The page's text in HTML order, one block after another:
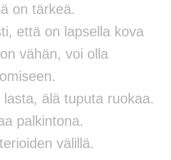
on tärkeä.
että on lapsella kova
vähän, voi olla
lasta, älä tuputa ruokaa.
palkintona.
välillä.